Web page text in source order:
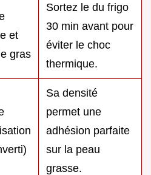
et
gras
Sortez le du frigo
30 min avant pour
éviter le choc
thermique.
Sa densité
permet une
adhésion parfaite
sur la peau
grasse.